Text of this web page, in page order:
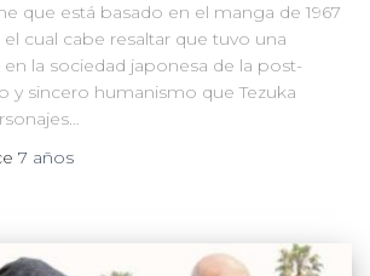
que está basado en el manga de 1967
el cual cabe resaltar que tuvo una
la sociedad japonesa de la post-
y sincero humanismo que Tezuka
7 años